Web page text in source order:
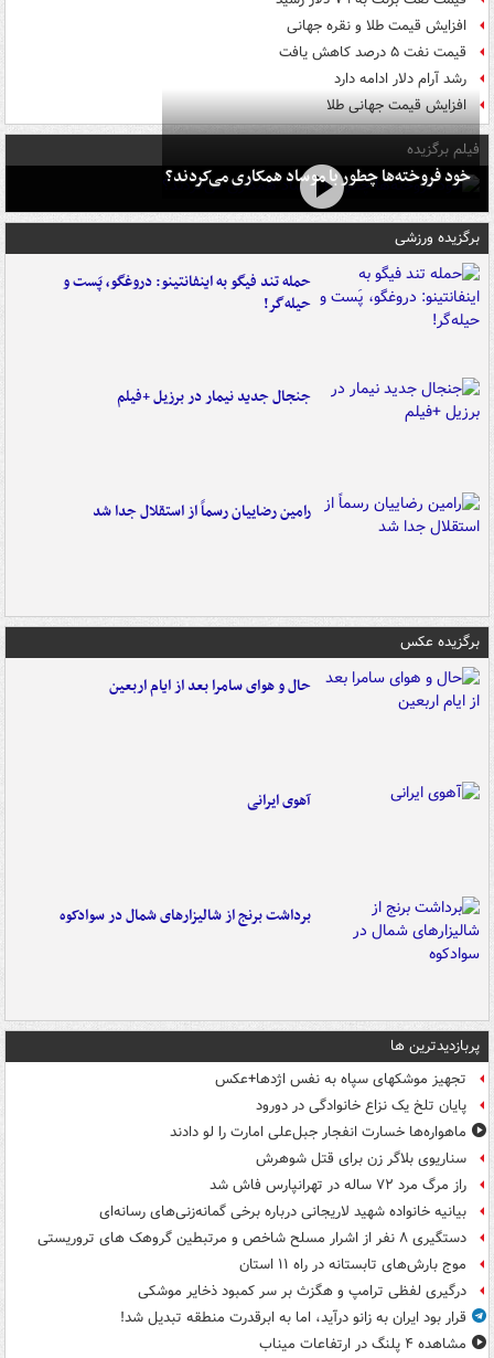
افزایش قیمت طلا و نقره جهانی
قیمت نفت ۵ درصد کاهش یافت
رشد آرام دلار ادامه دارد
افزایش قیمت جهانی طلا
فیلم برگزیده
خود فروخته‌ها چطور با موساد همکاری می‌کردند؟
برگزیده ورزشی
حمله تند فیگو به اینفانتینو: دروغگو، پَست‌ و
حیله‌گر!
جنجال جدید نیمار در برزیل +فیلم
رامین رضاییان رسماً از استقلال جدا شد
برگزیده عکس
حال و هوای سامرا بعد از ایام اربعین
آهوی ایرانی
برداشت برنج از شالیزارهای شمال در سوادکوه
پربازدیدترین ها
تجهیز موشکهای سپاه به نفس اژدها+عکس
پایان تلخ یک نزاع خانوادگی در دورود
ماهواره‌ها خسارت انفجار جبل‌علی امارت را لو دادند
سناریوی بلاگر زن برای قتل شوهرش
راز مرگ مرد ۷۲ ساله در تهرانپارس فاش شد
بیانیه خانواده شهید لاریجانی درباره برخی گمانه‌زنی‌های رسانه‌ای
دستگیری ۸ نفر از اشرار مسلح شاخص و مرتبطین گروهک های تروریستی
موج بارش‌های تابستانه در راه ۱۱ استان
درگیری لفظی ترامپ و هگزث بر سر کمبود ذخایر موشکی
قرار بود ایران به زانو درآید، اما به ابرقدرت منطقه تبدیل شد!
مشاهده ۴ پلنگ در ارتفاعات میناب